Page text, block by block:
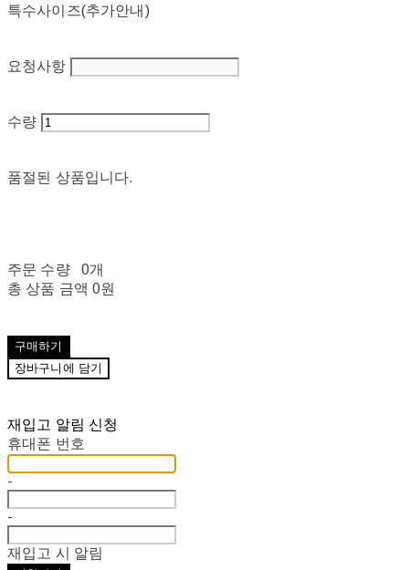
특수사이즈(추가안내)
요청사항
수량
품절된 상품입니다.
주문 수량
0개
총 상품 금액 0원
구매하기
장바구니에 담기
재입고 알림 신청
휴대폰 번호
-
-
재입고 시 알림